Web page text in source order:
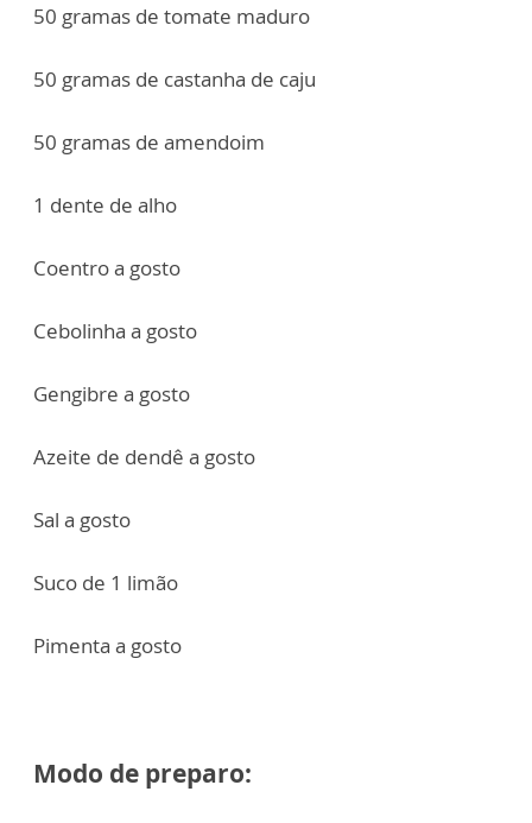
50 gramas de tomate maduro
50 gramas de castanha de caju
50 gramas de amendoim
1 dente de alho
Coentro a gosto
Cebolinha a gosto
Gengibre a gosto
Azeite de dendê a gosto
Sal a gosto
Suco de 1 limão
Pimenta a gosto
Modo de preparo: